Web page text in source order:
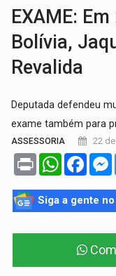
EXAME:
Bolívia,
Revalida
Deputada defendeu
exame também para
ASSESSORIA 22
Print WhatsApp
Siga a gente